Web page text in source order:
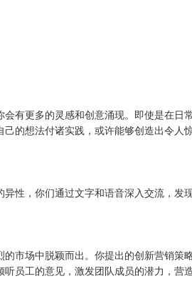
有更多的灵感和创意涌现。即使是在日常
的想法付诸实践，或许能够创造出令人
性，你们通过文字和语音深入交流，发
市场中脱颖而出。你提出的创新营销策
员工的意见，激发团队成员的潜力，营